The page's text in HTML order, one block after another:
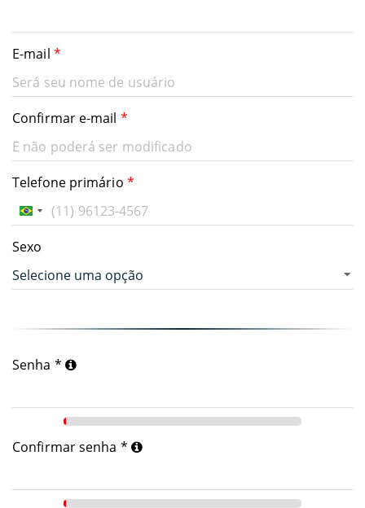
E-mail *
Confirmar e-mail *
Telefone primário *
Brazil
Sexo
Senha *
Confirmar senha *